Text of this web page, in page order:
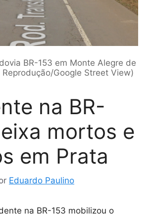
BR-153 em Monte Alegre de
Reprodução/Google Street View)
na BR-
mortos e
em Prata
Eduardo Paulino
na BR-153 mobilizou o